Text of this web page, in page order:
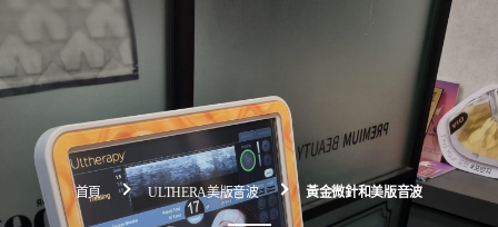
首頁 ULTHERA美版音波 黃金微針和美版音波